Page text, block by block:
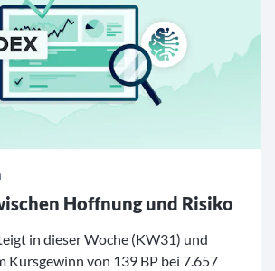
Hoffnung und Risiko
in dieser Woche (KW31) und
Kursgewinn von 139 BP bei 7.657